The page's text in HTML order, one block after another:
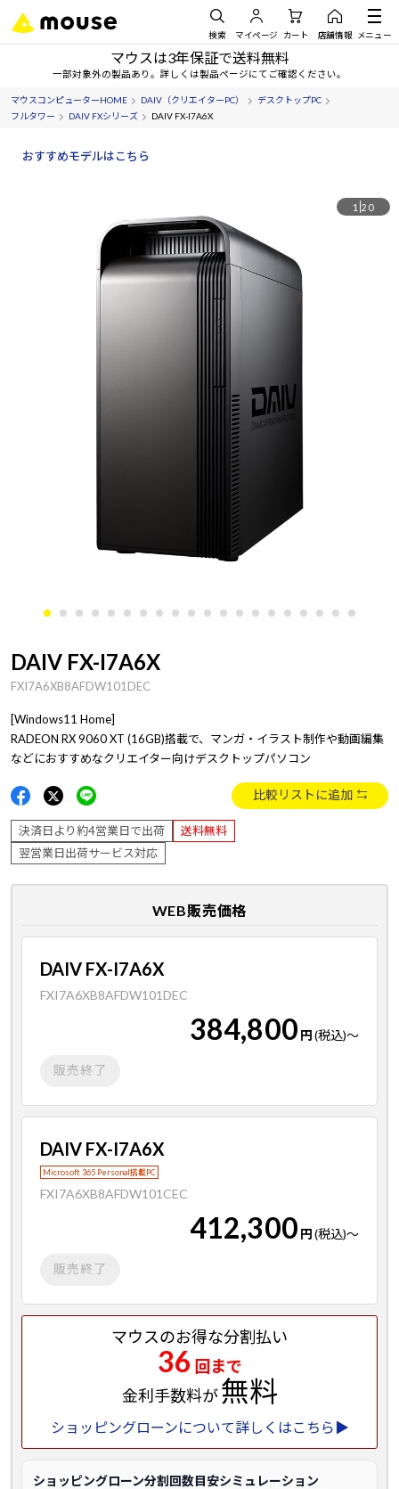
検索 マイページ カート 店舗情報 メニュー
マウスは3年保証で送料無料
一部対象外の製品あり。詳しくは製品ページにてご確認ください。
マウスコンピューターHOME DAIV（クリエイターPC）
デスクトップPC
フルタワー
DAIV FXシリーズ DAIV FX-I7A6X
おすすめモデルはこちら
1 20
DAIV FX-I7A6X
FXI7A6XB8AFDW101DEC
[Windows11 Home]
RADEON RX 9060 XT (16GB)搭載で、マンガ・イラスト制作や動画編集
などにおすすめなクリエイター向けデスクトップパソコン
比較リストに追加
決済日より約4営業日で出荷
送料無料
翌営業日出荷サービス対応
WEB販売価格
DAIV FX-I7A6X
FXI7A6XB8AFDW101DEC
384,800 円(税込)～
販売終了
DAIV FX-I7A6X
Microsoft 365 Personal搭載PC
FXI7A6XB8AFDW101CEC
412,300 円(税込)～
販売終了
マウスのお得な分割払い
36 回まで
金利手数料が無料
ショッピングローンについて詳しくはこちら▶
ショッピングローン分割回数目安シミュレーション